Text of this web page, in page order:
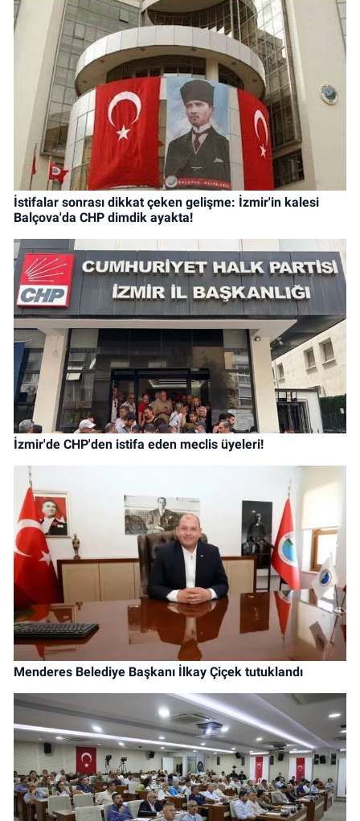
İstifalar sonrası dikkat çeken gelişme: İzmir'in kalesi
Balçova'da CHP dimdik ayakta!
İzmir'de CHP'den istifa eden meclis üyeleri!
Menderes Belediye Başkanı İlkay Çiçek tutuklandı